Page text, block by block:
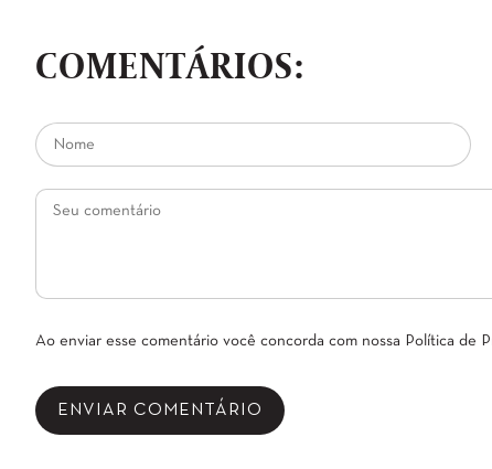
COMENTÁRIOS:
Ao enviar esse comentário você concorda com nossa Política de